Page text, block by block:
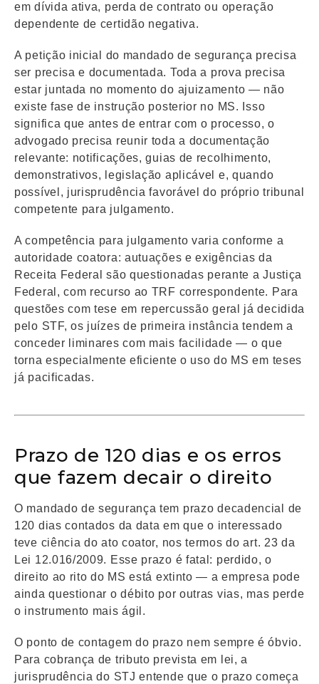
em dívida ativa, perda de contrato ou operação
dependente de certidão negativa.
A petição inicial do mandado de segurança precisa
ser precisa e documentada. Toda a prova precisa
estar juntada no momento do ajuizamento — não
existe fase de instrução posterior no MS. Isso
significa que antes de entrar com o processo, o
advogado precisa reunir toda a documentação
relevante: notificações, guias de recolhimento,
demonstrativos, legislação aplicável e, quando
possível, jurisprudência favorável do próprio tribunal
competente para julgamento.
A competência para julgamento varia conforme a
autoridade coatora: autuações e exigências da
Receita Federal são questionadas perante a Justiça
Federal, com recurso ao TRF correspondente. Para
questões com tese em repercussão geral já decidida
pelo STF, os juízes de primeira instância tendem a
conceder liminares com mais facilidade — o que
torna especialmente eficiente o uso do MS em teses
já pacificadas.
Prazo de 120 dias e os erros
que fazem decair o direito
O mandado de segurança tem prazo decadencial de
120 dias contados da data em que o interessado
teve ciência do ato coator, nos termos do art. 23 da
Lei 12.016/2009. Esse prazo é fatal: perdido, o
direito ao rito do MS está extinto — a empresa pode
ainda questionar o débito por outras vias, mas perde
o instrumento mais ágil.
O ponto de contagem do prazo nem sempre é óbvio.
Para cobrança de tributo prevista em lei, a
jurisprudência do STJ entende que o prazo começa